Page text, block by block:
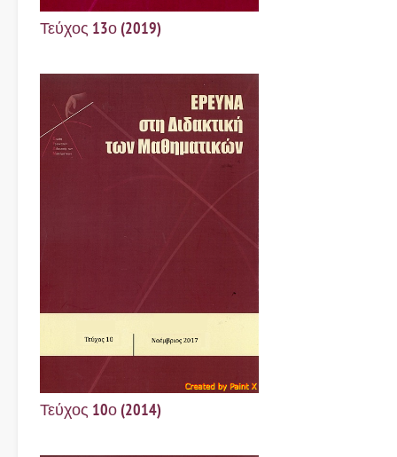
Τεύχος 13ο (2019)
Τεύχος 10ο (2014)